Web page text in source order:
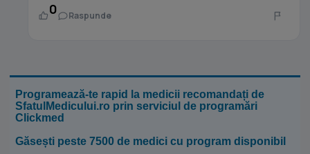
0 Raspunde
Programează-te rapid la medicii recomandați de
SfatulMedicului.ro prin serviciul de programări
Clickmed
Găsești peste 7500 de medici cu program disponibil